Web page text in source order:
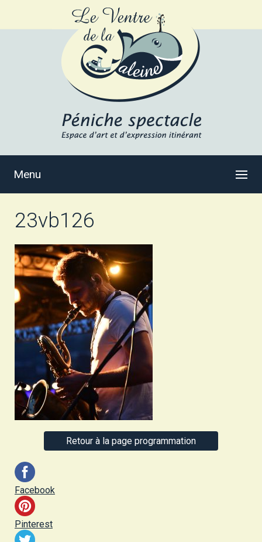
Menu
23vb126
Retour à la page programmation
Facebook
Pinterest